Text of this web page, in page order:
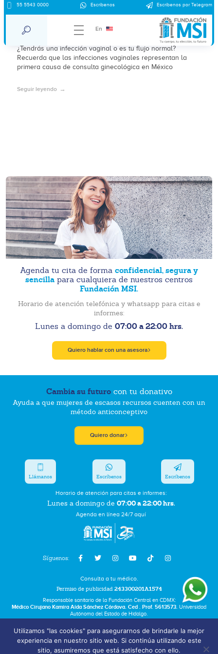
55 5543 0000 Escríbenos Escríbenos por Telegram
En
¿Por qué mancho mi ropa interior de
amarillo?
¿Tendrás una infección vaginal o es tu flujo normal?
Recuerda que las infecciones vaginales representan la
primera causa de consulta ginecológica en México
Seguir leyendo
Agenda tu cita de forma confidencial, segura y
sencilla para cualquiera de nuestros centros
Fundación MSI.
Horario de atención telefónica y whatsapp para citas e
informes:
Lunes a domingo de 07:00 a 22:00 hrs.
Quiero hablar con una asesora
Cambia su futurocon tu donativo
Ayuda a que mujeres de escasos recursos cuenten con un
método anticonceptivo
Quiero donar
Síguenos:
Horario de atención para citas e informes:
Lunes a domingo de 07:00 a 22:00 hrs.
Agenda en línea 24/7 aquí
Llámanos Escríbenos Escríbenos
Consulta a tu médico.
Permiso de publicidad 243300201A1574
Responsable sanitario de la Fundación Central en CDMX:
Médico Cirujano Kamira Aída Sánchez Córdova. Ced . Prof. 5613573. Universidad
Autónoma del Estado de Hidalgo.
Términos y Condiciones
Bolsa de Trabajo
Utilizamos "las cookies" para asegurarnos de brindarle la mejor
experiencia en nuestro sitio web. Si continúa utilizando este
sitio, asumiremos que está satisfecho con ello.